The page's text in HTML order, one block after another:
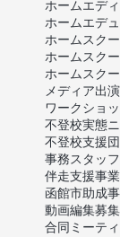
ホームエデ
ホームエデ
ホームスク
ホームスク
ホームスク
メディア出演
ワークショ
不登校実態
不登校支援
事務スタッフ
伴走支援事業
函館市助成
動画編集募集
合同ミーテ